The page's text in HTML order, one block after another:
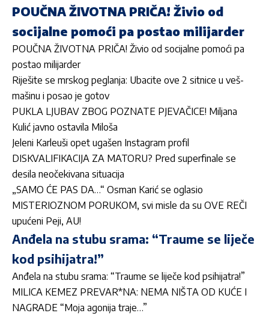
POUČNA ŽIVOTNA PRIČA! Živio od
socijalne pomoći pa postao milijarder
POUČNA ŽIVOTNA PRIČA! Živio od socijalne pomoći pa
postao milijarder
Riješite se mrskog peglanja: Ubacite ove 2 sitnice u veš-
mašinu i posao je gotov
PUKLA LJUBAV ZBOG POZNATE PJEVAČICE! Miljana
Kulić javno ostavila Miloša
Jeleni Karleuši opet ugašen Instagram profil
DISKVALIFIKACIJA ZA MATORU? Pred superfinale se
desila neočekivana situacija
„SAMO ĆE PAS DA…“ Osman Karić se oglasio
MISTERIOZNOM PORUKOM, svi misle da su OVE REČI
upućeni Peji, AU!
Anđela na stubu srama: “Traume se liječe
kod psihijatra!”
Anđela na stubu srama: “Traume se liječe kod psihijatra!”
MILICA KEMEZ PREVAR*NA: NEMA NIŠTA OD KUĆE I
NAGRADE “Moja agonija traje…”